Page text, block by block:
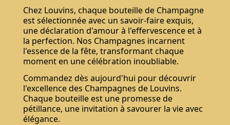
Chez Louvins, chaque bouteille de Champagne
est sélectionnée avec un savoir-faire exquis,
une déclaration d'amour à l'effervescence et à
la perfection. Nos Champagnes incarnent
l'essence de la fête, transformant chaque
moment en une célébration inoubliable.
Commandez dès aujourd'hui pour découvrir
l'excellence des Champagnes de Louvins.
Chaque bouteille est une promesse de
pétillance, une invitation à savourer la vie avec
élégance.